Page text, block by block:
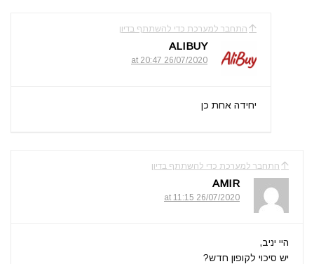
התחבר למערכת כדי להשתתף בדיון
ALIBUY
26/07/2020 at 20:47
יחידה אחת כן
התחבר למערכת כדי להשתתף בדיון
AMIR
26/07/2020 at 11:15
היי יניב,
יש סיכוי לקופון חדש?